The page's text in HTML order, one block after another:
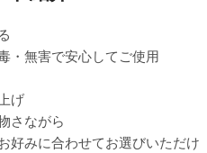
・無害で安心してご使用
げ
さながら
好みに合わせてお選びいただけ